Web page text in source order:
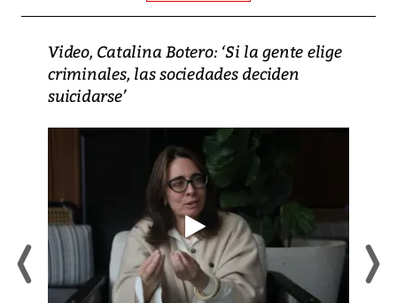
Video, Catalina Botero: ‘Si la gente elige
criminales, las sociedades deciden
suicidarse’